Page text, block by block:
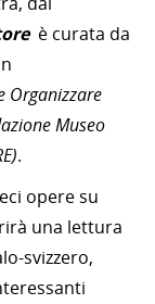
è curata da
Organizzare
Museo
.
opere su
una lettura
svizzero,